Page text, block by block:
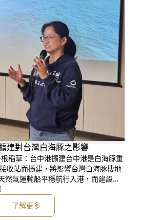
建對台灣白海豚之影響
稻草：台中港擴建台中港是白海豚重
收站而擴建，將影響台灣白海豚棲地
氣運輸船平穩航行入港，而建設外
豚移動困難，恐切割其棲地。若棲地
再也沒有新生或移入個體，最終導致
「區域滅絕」。白海豚將僅存於台中
了解更多